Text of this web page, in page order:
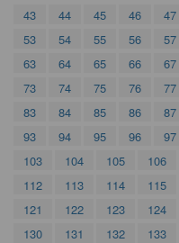
43
44 45 46 47
53
54 55 56 57
63
64 65 66 67
73
74 75 76 77
83
84 85 86 87
93
94 95 96 97
103
104 105 106
112
113 114 115
121
122 123 124
130
131 132 133